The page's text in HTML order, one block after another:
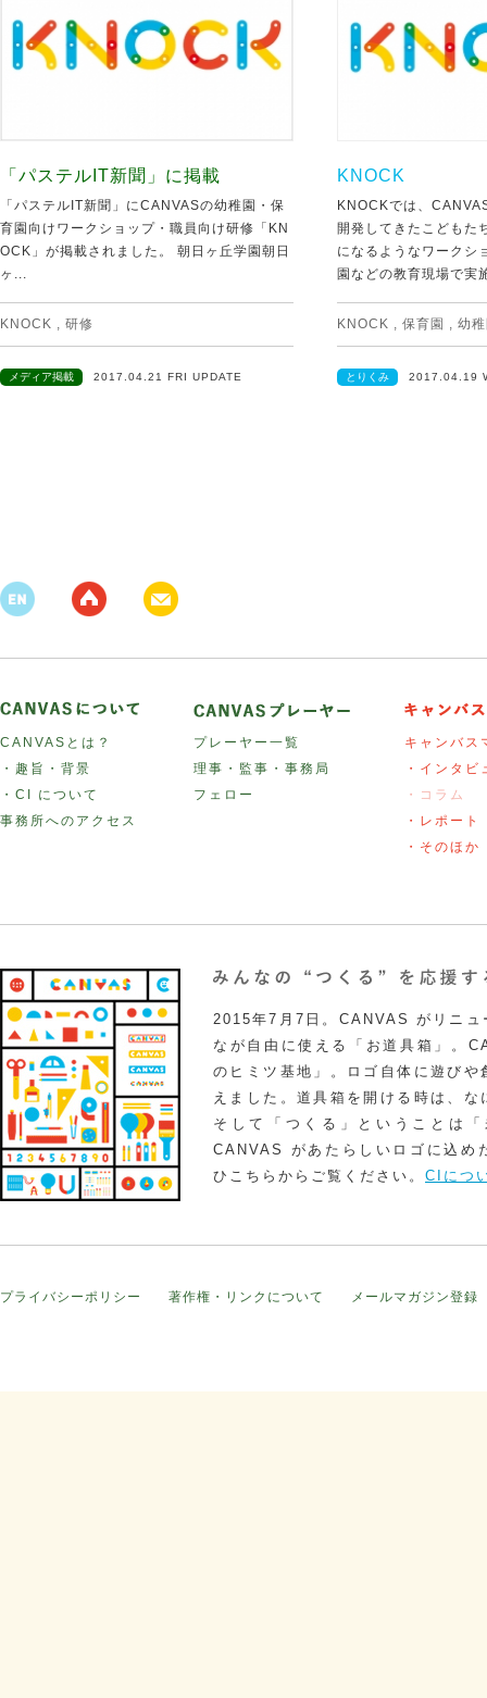
「パステルIT新聞」に掲載
「パステルIT新聞」にCANVASの幼稚園・保
育園向けワークショップ・職員向け研修「KN
OCK」が掲載されました。 朝日ヶ丘学園朝日
ヶ...
KNOCK , 研修
メディア掲載 2017.04.21 FRI UPDATE
KNOCK
KNOCKでは、
開発してきたこどもた
になるようなワークシ
園などの教育現場で実
KNOCK , 保育園 , 幼
とりくみ 2017.04.19
CANVASとは？
・趣旨・背景
・CI について
事務所へのアクセス
プレーヤー一覧
理事・監事・事務局
フェロー
キャンバス
・インタビ
・コラム
・レポート
・そのほか
2015年7月7日。CANVAS がリニュ
なが自由に使える「お道具箱」。
のヒミツ基地」。ロゴ自体に遊び
えました。道具箱を開ける時は、
そして「つくる」ということは
CANVAS があたらしいロゴに込め
ひこちらからご覧ください。 CIにつ
プライバシーポリシー 著作権・リンクについて メールマガジン登録